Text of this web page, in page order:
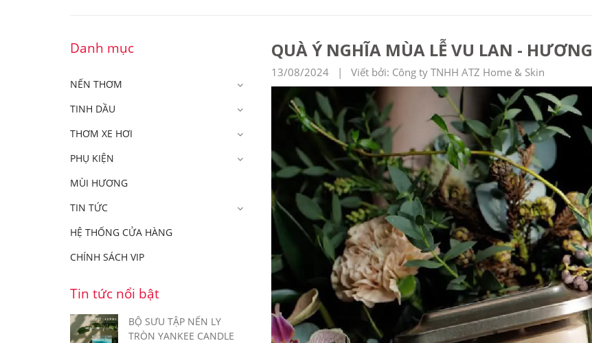
QUÀ Ý NGHĨA MÙA LỄ VU LAN -
13/08/2024 | Viết bởi: Công ty TNHH ATZ Home & Skin
Danh mục
NẾN THƠM
TINH DẦU
THƠM XE HƠI
PHỤ KIỆN
MÙI HƯƠNG
TIN TỨC
HỆ THỐNG CỬA HÀNG
CHÍNH SÁCH VIP
Tin tức nổi bật
BỘ SƯU TẬP NẾN LY
TRÒN YANKEE CANDLE